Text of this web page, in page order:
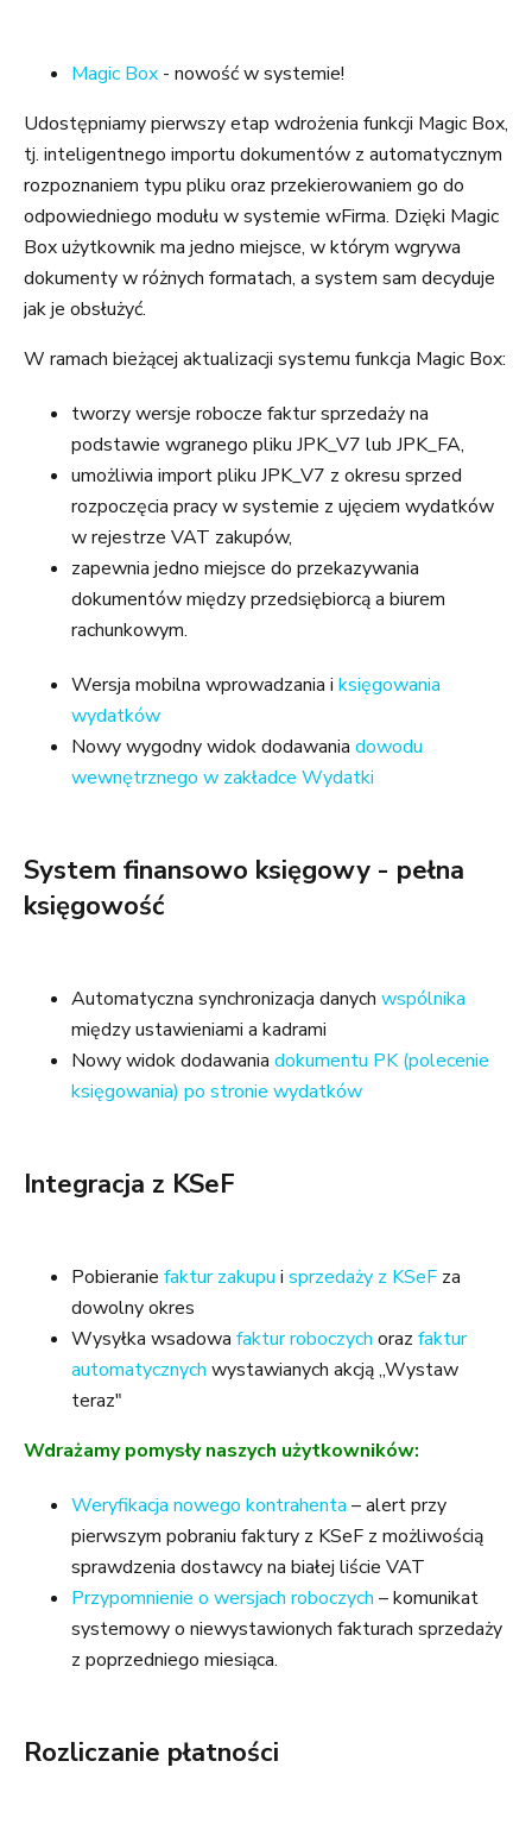
Magic Box - nowość w systemie!
Udostępniamy pierwszy etap wdrożenia funkcji Magic Box,
tj. inteligentnego importu dokumentów z automatycznym
rozpoznaniem typu pliku oraz przekierowaniem go do
odpowiedniego modułu w systemie wFirma. Dzięki Magic
Box użytkownik ma jedno miejsce, w którym wgrywa
dokumenty w różnych formatach, a system sam decyduje
jak je obsłużyć.
W ramach bieżącej aktualizacji systemu funkcja Magic Box:
tworzy wersje robocze faktur sprzedaży na
podstawie wgranego pliku JPK_V7 lub JPK_FA,
umożliwia import pliku JPK_V7 z okresu sprzed
rozpoczęcia pracy w systemie z ujęciem wydatków
w rejestrze VAT zakupów,
zapewnia jedno miejsce do przekazywania
dokumentów między przedsiębiorcą a biurem
rachunkowym.
Wersja mobilna wprowadzania i księgowania
wydatków
Nowy wygodny widok dodawania dowodu
wewnętrznego w zakładce Wydatki
System finansowo księgowy - pełna
księgowość
Automatyczna synchronizacja danych wspólnika
między ustawieniami a kadrami
Nowy widok dodawania dokumentu PK (polecenie
księgowania) po stronie wydatków
Integracja z KSeF
Pobieranie faktur zakupu i sprzedaży z KSeF za
dowolny okres
Wysyłka wsadowa faktur roboczych oraz faktur
automatycznych wystawianych akcją „Wystaw
teraz"
Wdrażamy pomysły naszych użytkowników:
Weryfikacja nowego kontrahenta – alert przy
pierwszym pobraniu faktury z KSeF z możliwością
sprawdzenia dostawcy na białej liście VAT
Przypomnienie o wersjach roboczych – komunikat
systemowy o niewystawionych fakturach sprzedaży
z poprzedniego miesiąca.
Rozliczanie płatności